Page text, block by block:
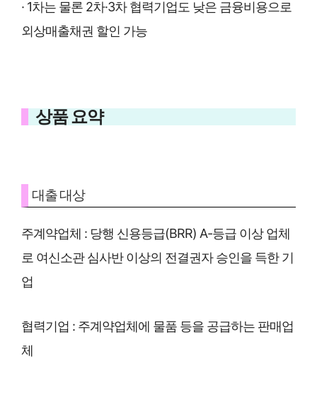
· 1차는 물론 2차·3차 협력기업도 낮은 금융비용으로
외상매출채권 할인 가능
상품 요약
대출 대상
주계약업체 : 당행 신용등급(BRR) A-등급 이상 업체
로 여신소관 심사반 이상의 전결권자 승인을 득한 기
업
협력기업 : 주계약업체에 물품 등을 공급하는 판매업
체